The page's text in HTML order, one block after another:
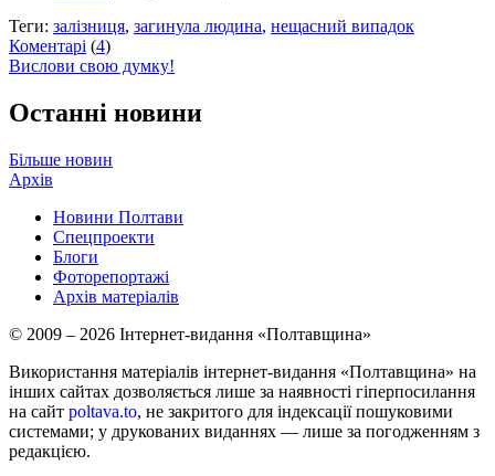
Теги: залізниця, загинула людина, нещасний випадок
Коментарі (4)
Вислови свою думку!
Останні новини
Більше новин
Архів
Новини Полтави
Спецпроекти
Блоги
Фоторепортажі
Архів матеріалів
© 2009 – 2026 Інтернет-видання «Полтавщина»
Використання матеріалів інтернет-видання «Полтавщина» на
інших сайтах дозволяється лише за наявності гіперпосилання
на сайт poltava.to, не закритого для індексації пошуковими
системами; у друкованих виданнях — лише за погодженням з
редакцією.